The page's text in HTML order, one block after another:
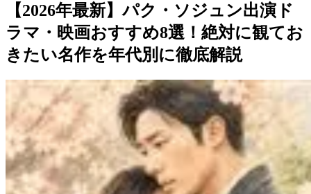
【2026年最新】パク・ソジュン出演ド
ラマ・映画おすすめ8選！絶対に観てお
きたい名作を年代別に徹底解説